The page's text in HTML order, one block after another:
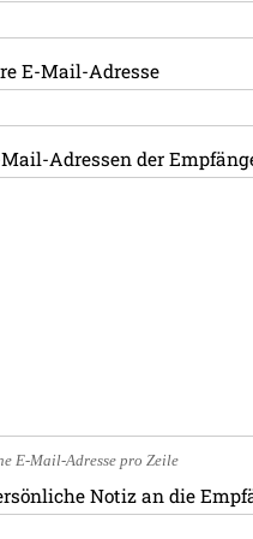
E-Mail-Adresse
Adressen der
E-Mail-Adresse pro Zeile
Notiz an die